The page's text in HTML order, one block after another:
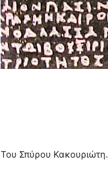
Του Σπύρου Κακουριώτη.